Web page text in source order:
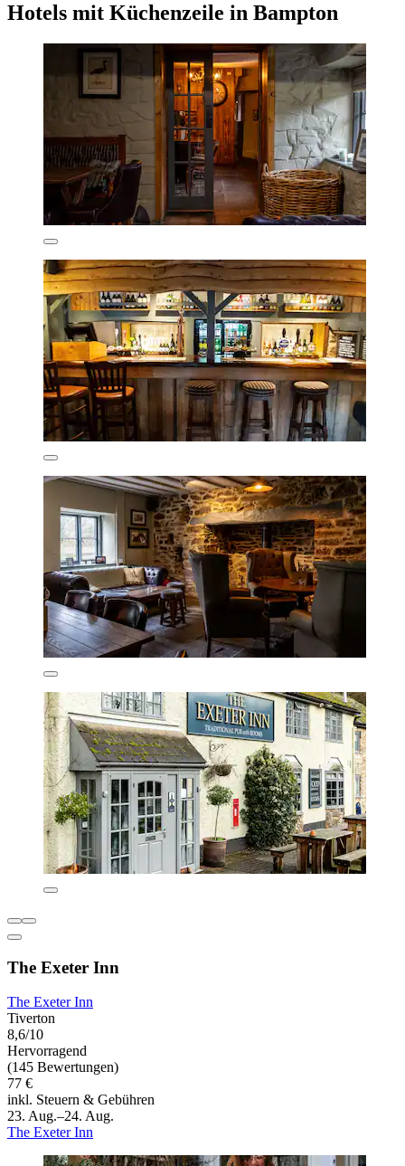
Hotels mit Küchenzeile in Bampton
The Exeter Inn
The Exeter Inn
Tiverton
8,6/10
Hervorragend
(145 Bewertungen)
77 €
inkl. Steuern & Gebühren
23. Aug.–24. Aug.
The Exeter Inn